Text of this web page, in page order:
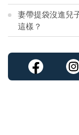
妻帶提袋沒進兒
這樣？